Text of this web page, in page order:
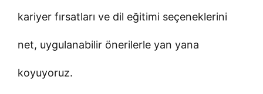
kariyer fırsatları ve dil eğitimi seçeneklerini
net, uygulanabilir önerilerle yan yana
koyuyoruz.